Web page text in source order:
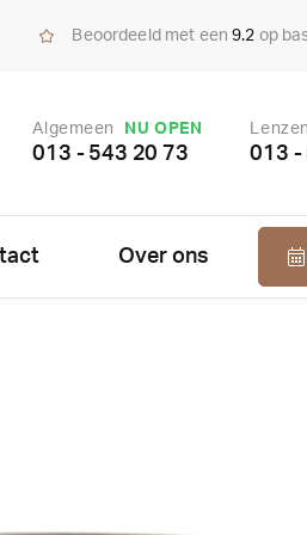
Beoordeeld met een9.2 op
Algemeen NU OPEN
013 - 543 20 73
Lenzen
013 -
Over ons